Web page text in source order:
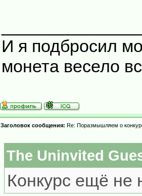
И я подбросил
монета весело
Заголовок сообщения: Re: Поразмышляем о
The Uninvited
Конкурс ещё не